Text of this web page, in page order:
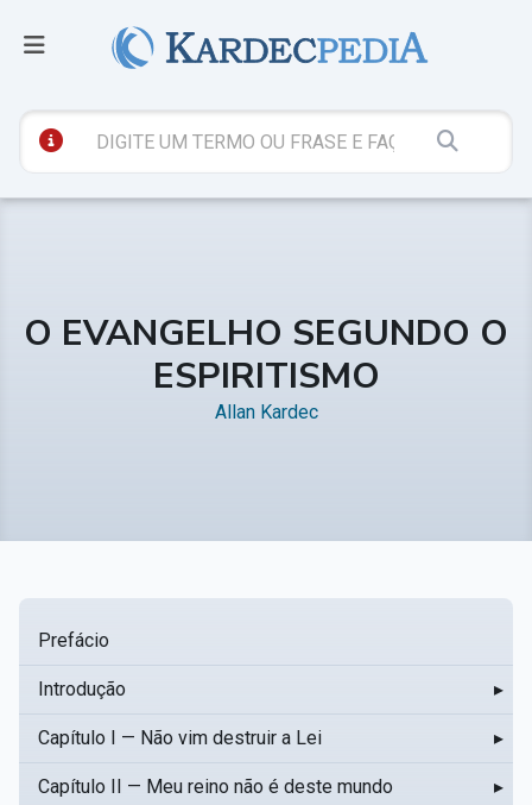
O EVANGELHO SEGUNDO O
ESPIRITISMO
Allan Kardec
Prefácio
Introdução ▸
Capítulo I — Não vim destruir a Lei ▸
Capítulo II — Meu reino não é deste mundo ▸